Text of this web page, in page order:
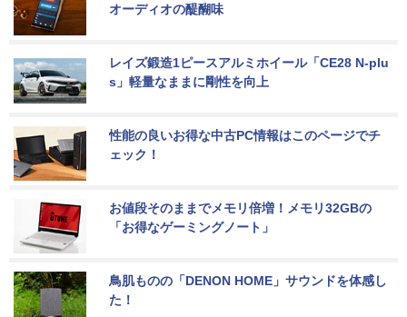
オーディオの醍醐味
レイズ鍛造1ピースアルミホイール「CE28 N-plu
s」軽量なままに剛性を向上
性能の良いお得な中古PC情報はこのページでチ
ェック！
お値段そのままでメモリ倍増！メモリ32GBの
「お得なゲーミングノート」
鳥肌ものの「DENON HOME」サウンドを体感し
た！